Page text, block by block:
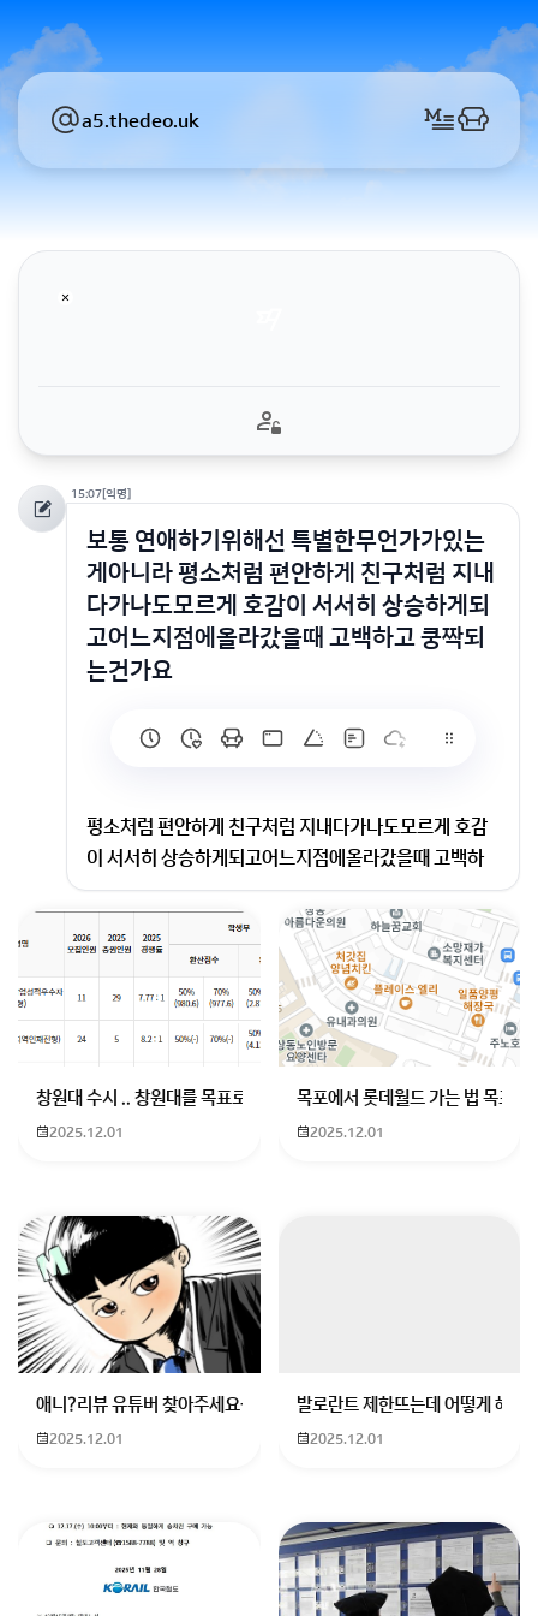
a5.thedeo.uk
15:07[익명]
보통 연애하기위해선 특별한무언가가있는
게아니라 평소처럼 편안하게 친구처럼 지내
다가나도모르게 호감이 서서히 상승하게되
고어느지점에올라갔을때 고백하고 쿵짝되
는건가요
평소처럼 편안하게 친구처럼 지내다가나도모르게 호감
이 서서히 상승하게되고어느지점에올라갔을때 고백하
고 쿵짝되는건가요
저도 연애하수지만 그런거 같애요
회원가입 혹은 광고 [X]를 누르면 내용이 보입니다
창원대 수시 .. 창원대를 목표로 하고 있는 09년생입니다 지금 제 내신이
2025.12.01
목포에서 롯데월드 가는 법 목포
2025.12.01
애니?리뷰 유튜버 찾아주세요ㅠㅠ 무슨 검정머리 남자 캐릭터에 더빙하
2025.12.01
발로란트 제한뜨는데 어떻게 해야
2025.12.01